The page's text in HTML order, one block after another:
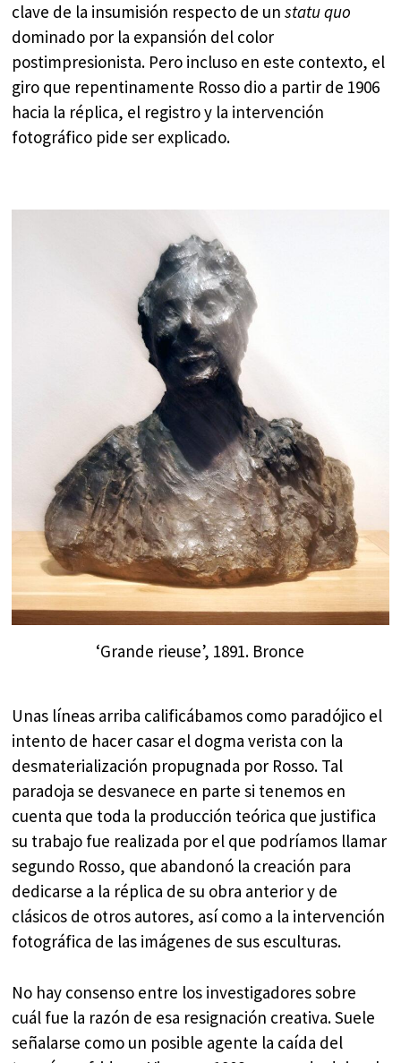
clave de la insumisión respecto de unstatu quo
dominado por la expansión del color
postimpresionista. Pero incluso en este contexto, el
giro que repentinamente Rosso dio a partir de 1906
hacia la réplica, el registro y la intervención
fotográfico pide ser explicado.
‘Grande rieuse’, 1891. Bronce
Unas líneas arriba calificábamos como paradójico el
intento de hacer casar el dogma verista con la
desmaterialización propugnada por Rosso. Tal
paradoja se desvanece en parte si tenemos en
cuenta que toda la producción teórica que justifica
su trabajo fue realizada por el que podríamos llamar
segundo Rosso, que abandonó la creación para
dedicarse a la réplica de su obra anterior y de
clásicos de otros autores, así como a la intervención
fotográfica de las imágenes de sus esculturas.
No hay consenso entre los investigadores sobre
cuál fue la razón de esa resignación creativa. Suele
señalarse como un posible agente la caída del